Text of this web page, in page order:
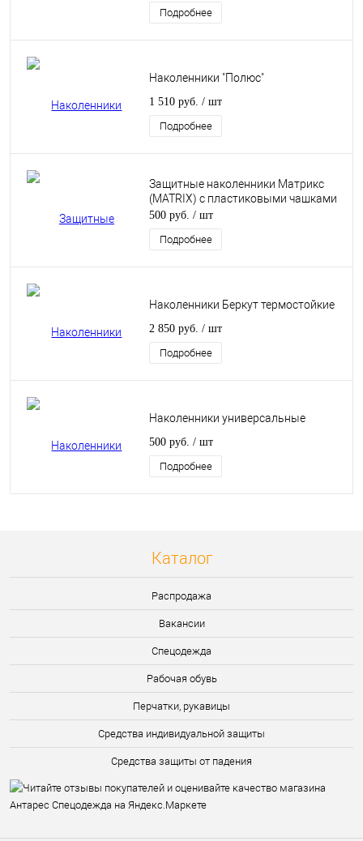
Подробнее
Наколенники "Полюс"
1 510 руб. / шт
Подробнее
Защитные наколенники Матрикс
(MATRIX) с пластиковыми чашками
500 руб. / шт
Подробнее
Наколенники Беркут термостойкие
2 850 руб. / шт
Подробнее
Наколенники универсальные
500 руб. / шт
Подробнее
Каталог
Распродажа
Вакансии
Спецодежда
Рабочая обувь
Перчатки, рукавицы
Средства индивидуальной защиты
Средства защиты от падения